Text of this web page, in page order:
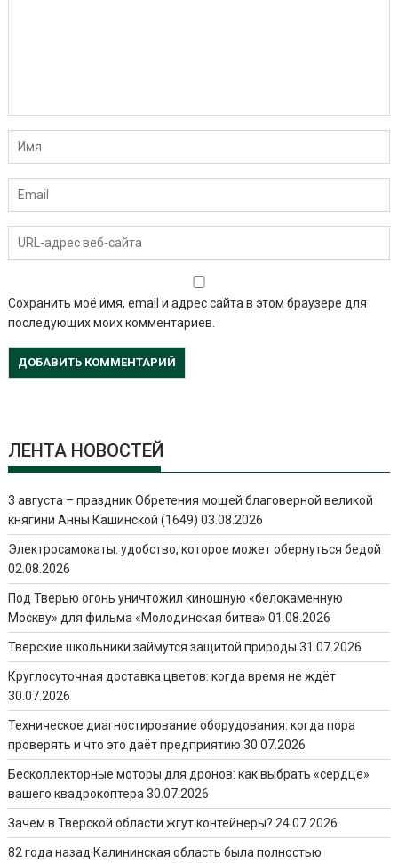
Сохранить моё имя, email и адрес сайта в этом браузере для
последующих моих комментариев.
ЛЕНТА НОВОСТЕЙ
3 августа – праздник Обретения мощей благоверной великой
княгини Анны Кашинской (1649) 03.08.2026
Электросамокаты: удобство, которое может обернуться бедой
02.08.2026
Под Тверью огонь уничтожил киношную «белокаменную
Москву» для фильма «Молодинская битва» 01.08.2026
Тверские школьники займутся защитой природы 31.07.2026
Круглосуточная доставка цветов: когда время не ждёт
30.07.2026
Техническое диагностирование оборудования: когда пора
проверять и что это даёт предприятию 30.07.2026
Бесколлекторные моторы для дронов: как выбрать «сердце»
вашего квадрокоптера 30.07.2026
Зачем в Тверской области жгут контейнеры? 24.07.2026
82 года назад Калининская область была полностью